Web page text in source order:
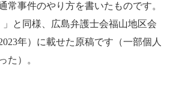
常事件のやり方を書いたものです。
と同様、広島弁護士会福山地区会
年）に載せた原稿です（一部個人
た）。